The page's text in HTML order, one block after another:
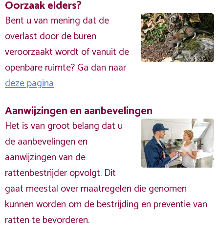
Oorzaak elders?
Bent u van mening dat de
overlast door de buren
veroorzaakt wordt of vanuit de
openbare ruimte? Ga dan naar
deze pagina
Aanwijzingen en aanbevelingen
Het is van groot belang dat u
de aanbevelingen en
aanwijzingen van de
rattenbestrijder opvolgt. Dit
gaat meestal over maatregelen die genomen
kunnen worden om de bestrijding en preventie van
ratten te bevorderen.